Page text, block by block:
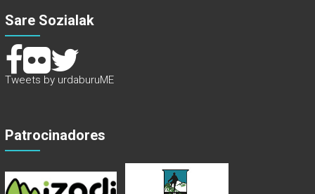
Sare Sozialak
Tweets by urdaburuME
Patrocinadores